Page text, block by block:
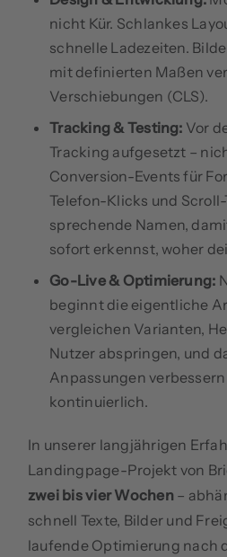
nicht Kür. Schlankes
schnelle Ladezeiten.
mit definierten Maßen
Verschiebungen (CLS).
Tracking & Testing: Vor
Tracking aufgesetzt –
Conversion-Events für
Telefon-Klicks und
sprechende Namen,
sofort erkennst, woher
Go-Live & Optimierung:
beginnt die eigentliche
vergleichen Varianten,
Nutzer abspringen, und
Anpassungen
kontinuierlich.
In unserer langjährigen
Landingpage-Projekt von
zwei bis vier Wochen –
schnell Texte, Bilder und
laufende Optimierung nach